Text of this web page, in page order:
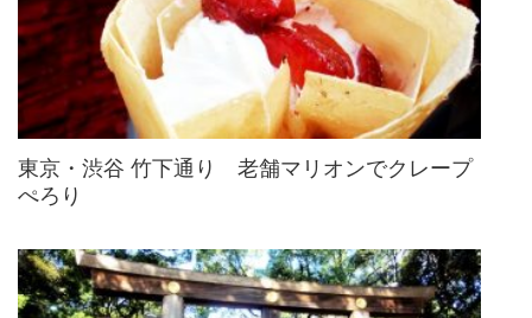
東京・渋谷 竹下通り 老舗マリオンでクレープ
ぺろり